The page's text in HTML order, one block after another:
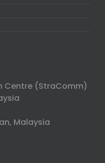
Centre (StraComm)
Malaysia